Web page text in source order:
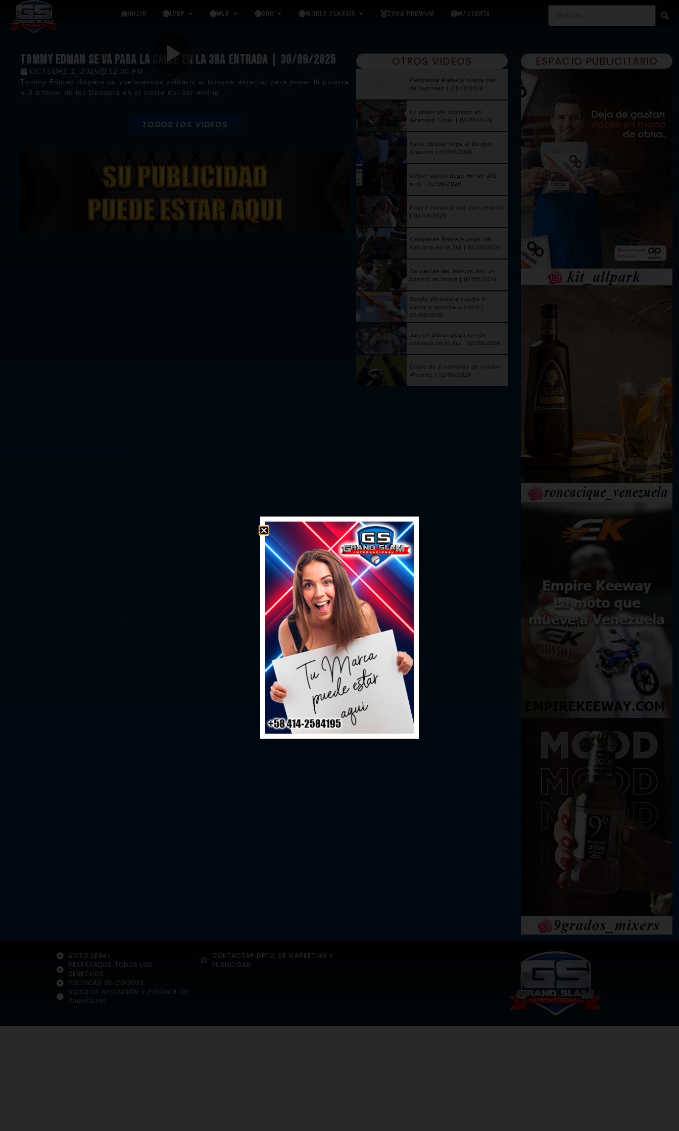
INICIO LVBP MLB SDC WORLD CLASSIC ZONA PREMIUM MI CUENTA
TOMMY EDMAN SE VA PARA LA CALLE EN LA 3RA ENTRADA | 30/09/2025
OCTUBRE 1, 2025
12:30 PM
Tommy Edman dispara un vuelacercas solitario al bosque derecho para poner la pizarra
5-0 a favor de los Dodgers en el cierre del 3er inning
TODOS LOS VIDEOS
OTROS VIDEOS
Ceddanne Rafaela suena par
de jonrones | 01/08/2026
Lo mejor del domingo en
Grandes Ligas | 03/08/2026
Tarik Skubal llega al Dodger
Stadium | 02/08/2026
Wilyer Abreu pega HR de 431-
pies | 02/08/2026
Pages remolca dos con sencillo
| 02/08/2026
Ceddanne Rafaela pega HR
solitario en la 3ra | 02/08/2026
Se vacían las bancas por un
intento de toque | 02/08/2026
Sandy Alcántara cuelga 6
ceros y poncha a cinco |
02/08/2026
Jarren Duran pega jonrón
solitario en la 6ta | 02/08/2026
Doble de 2 carreras de Yordan
Álvarez | 02/08/2026
ESPACIO PUBLICITARIO
AVISO LEGAL
RESERVADOS TODOS LOS
DERECHOS
POLÍTICAS DE COOKIES
AVISO DE AFILIACIÓN Y POLÍTICA DE
PUBLICIDAD
CONTACTAR DPTO. DE MARKETING Y
PUBLICIDAD